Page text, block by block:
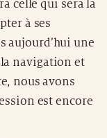
celle qui sera la
à ses
aujourd’hui une
la navigation et
nous avons
est encore